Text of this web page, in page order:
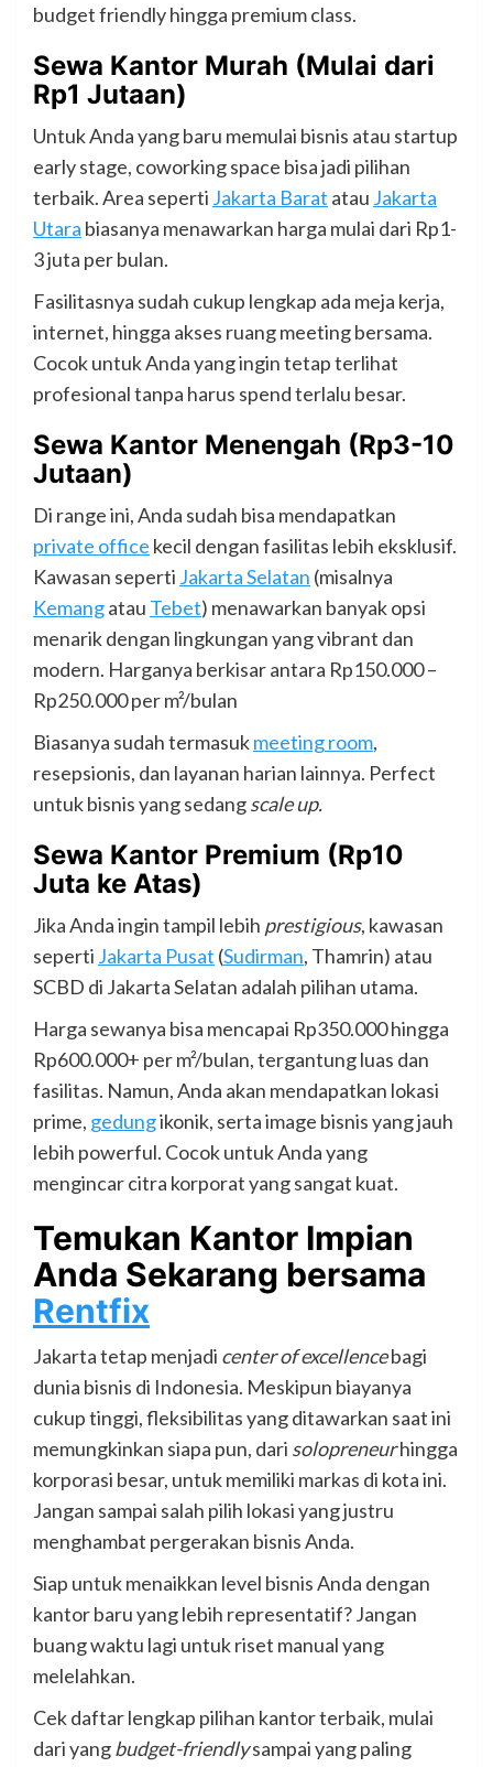
budget friendly hingga premium class.
Sewa Kantor Murah (Mulai dari
Rp1 Jutaan)
Untuk Anda yang baru memulai bisnis atau startup
early stage, coworking space bisa jadi pilihan
terbaik. Area seperti Jakarta Barat atau Jakarta
Utara biasanya menawarkan harga mulai dari Rp1-
3 juta per bulan.
Fasilitasnya sudah cukup lengkap ada meja kerja,
internet, hingga akses ruang meeting bersama.
Cocok untuk Anda yang ingin tetap terlihat
profesional tanpa harus spend terlalu besar.
Sewa Kantor Menengah (Rp3-10
Jutaan)
Di range ini, Anda sudah bisa mendapatkan
private office kecil dengan fasilitas lebih eksklusif.
Kawasan seperti Jakarta Selatan (misalnya
Kemangatau Tebet) menawarkan banyak opsi
menarik dengan lingkungan yang vibrant dan
modern. Harganya berkisar antara Rp150.000 –
Rp250.000 per m²/bulan
Biasanya sudah termasukmeeting room,
resepsionis, dan layanan harian lainnya. Perfect
untuk bisnis yang sedangscale up.
Sewa Kantor Premium (Rp10
Juta ke Atas)
Jika Anda ingin tampil lebih prestigious, kawasan
seperti Jakarta Pusat (Sudirman, Thamrin) atau
SCBD di Jakarta Selatan adalah pilihan utama.
Harga sewanya bisa mencapai Rp350.000 hingga
Rp600.000+ per m²/bulan, tergantung luas dan
fasilitas. Namun, Anda akan mendapatkan lokasi
prime, gedungikonik, serta image bisnis yang jauh
lebih powerful. Cocok untuk Anda yang
mengincar citra korporat yang sangat kuat.
Temukan Kantor Impian
Anda Sekarang bersama
Rentfix
Jakarta tetap menjadi center of excellencebagi
dunia bisnis di Indonesia. Meskipun biayanya
cukup tinggi, fleksibilitas yang ditawarkan saat ini
memungkinkan siapa pun, dari solopreneurhingga
korporasi besar, untuk memiliki markas di kota ini.
Jangan sampai salah pilih lokasi yang justru
menghambat pergerakan bisnis Anda.
Siap untuk menaikkan level bisnis Anda dengan
kantor baru yang lebih representatif? Jangan
buang waktu lagi untuk riset manual yang
melelahkan.
Cek daftar lengkap pilihan kantor terbaik, mulai
dari yangbudget-friendlysampai yang paling